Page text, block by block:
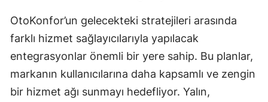
OtoKonfor’un gelecekteki stratejileri arasında
farklı hizmet sağlayıcılarıyla yapılacak
entegrasyonlar önemli bir yere sahip. Bu planlar,
markanın kullanıcılarına daha kapsamlı ve zengin
bir hizmet ağı sunmayı hedefliyor. Yalın,